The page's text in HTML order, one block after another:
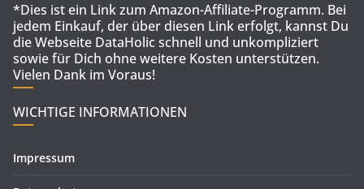
*Dies ist ein Link zum Amazon-Affiliate-Programm. Bei
jedem Einkauf, der über diesen Link erfolgt, kannst Du
die Webseite DataHolic schnell und unkompliziert
sowie für Dich ohne weitere Kosten unterstützen.
Vielen Dank im Voraus!
WICHTIGE INFORMATIONEN
Impressum